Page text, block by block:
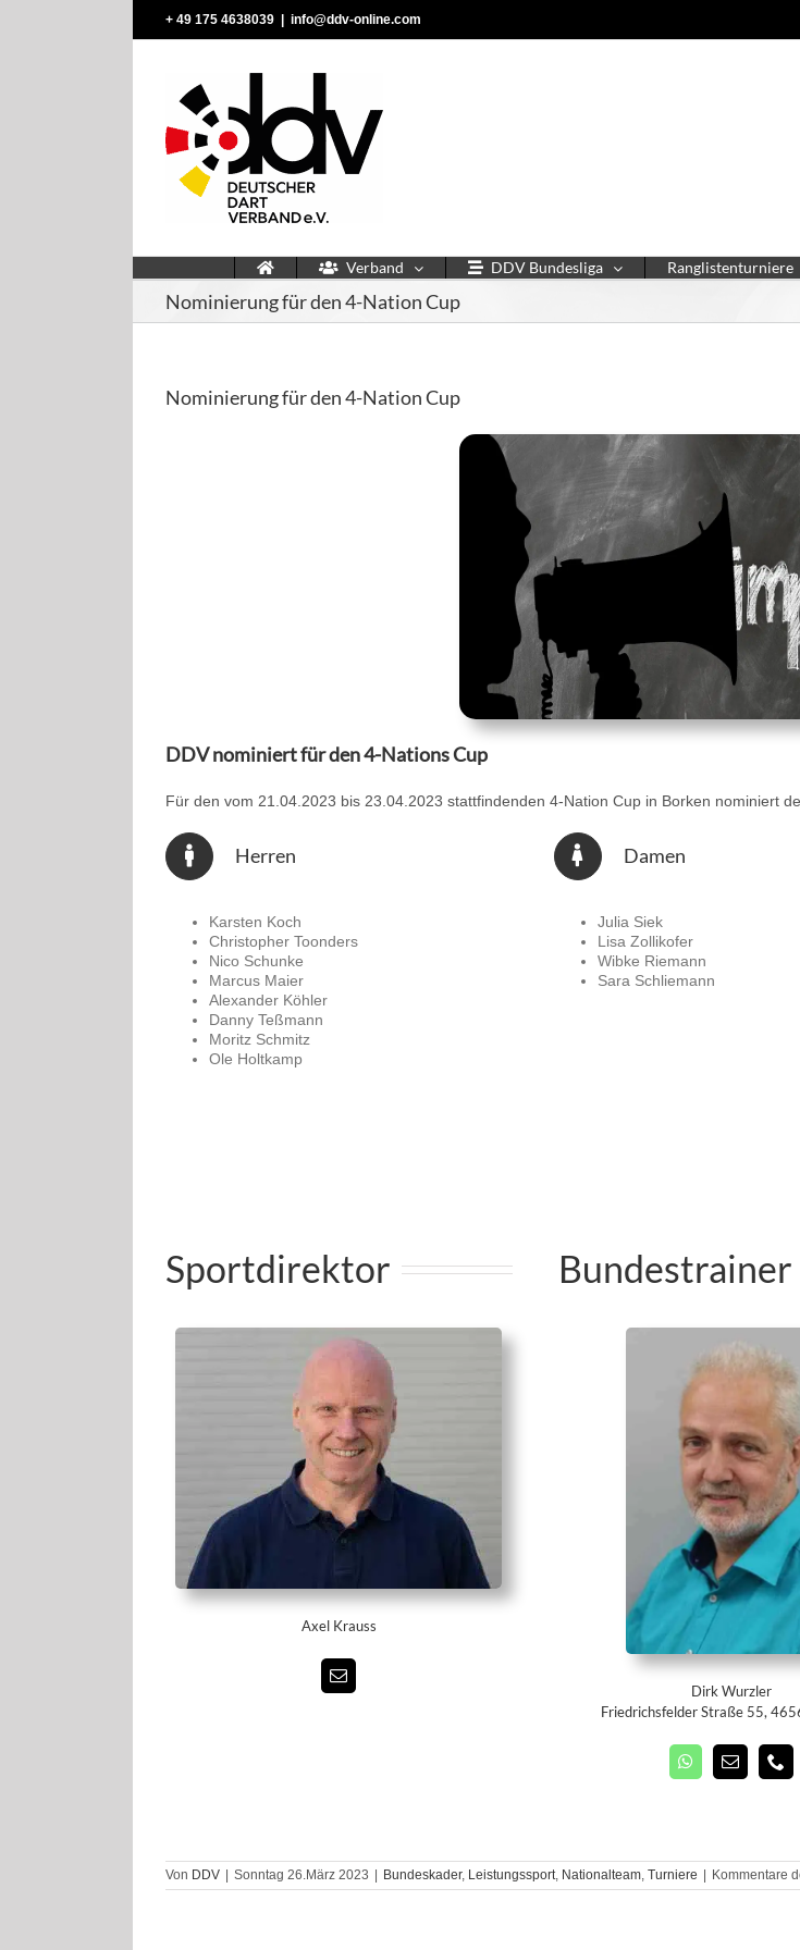
‭+ 49 175 4638039‬ | info@ddv-online.com
Verband DDV Bundesliga Ranglistenturniere
Nominierung für den 4-Nation Cup
Nominierung für den 4-Nation Cup
DDV nominiert für den 4-Nations Cup
Für den vom 21.04.2023 bis 23.04.2023 stattfindenden 4-Nation Cup in Borken nominiert
Herren
Karsten Koch
Christopher Toonders
Nico Schunke
Marcus Maier
Alexander Köhler
Danny Teßmann
Moritz Schmitz
Ole Holtkamp
Damen
Julia Siek
Lisa Zollikofer
Wibke Riemann
Sara Schliemann
Sportdirektor
Axel Krauss
Bundestrainer
Dirk Wurzler
Friedrichsfelder Straße 55,
Von DDV Sonntag 26.März 2023 Bundeskader, Leistungssport, Nationalteam, Turniere Kommentare